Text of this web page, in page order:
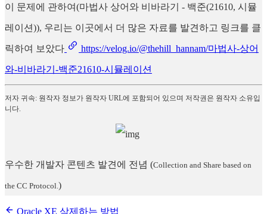
이 문제에 관하여(마법사 상어와 비바라기 - 백준(21610, 시뮬
레이션)), 우리는 이곳에서 더 많은 자료를 발견하고 링크를 클
릭하여 보았다 https://velog.io/@thehill_hannam/마법사-상어
와-비바라기-백준21610-시뮬레이션
저자 귀속: 원작자 정보가 원작자 URL에 포함되어 있으며 저작권은 원작자 소유입
니다.
우수한 개발자 콘텐츠 발견에 전념 (Collection and Share based on
the CC Protocol.)
Oracle XE 삭제하는 방법